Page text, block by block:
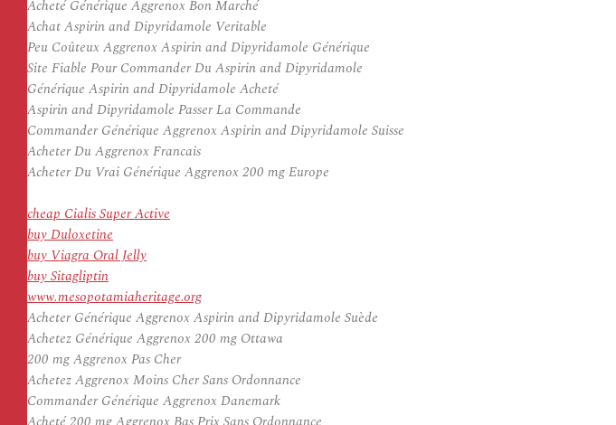
Acheté Générique Aggrenox Bon Marché
Achat Aspirin and Dipyridamole Veritable
Peu Coûteux Aggrenox Aspirin and Dipyridamole Générique
Site Fiable Pour Commander Du Aspirin and Dipyridamole
Générique Aspirin and Dipyridamole Acheté
Aspirin and Dipyridamole Passer La Commande
Commander Générique Aggrenox Aspirin and Dipyridamole Suisse
Acheter Du Aggrenox Francais
Acheter Du Vrai Générique Aggrenox 200 mg Europe
cheap Cialis Super Active
buy Duloxetine
buy Viagra Oral Jelly
buy Sitagliptin
www.mesopotamiaheritage.org
Acheter Générique Aggrenox Aspirin and Dipyridamole Suède
Achetez Générique Aggrenox 200 mg Ottawa
200 mg Aggrenox Pas Cher
Achetez Aggrenox Moins Cher Sans Ordonnance
Commander Générique Aggrenox Danemark